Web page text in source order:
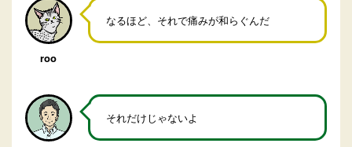
roo
なるほど、それで痛みが和らぐんだ
それだけじゃないよ